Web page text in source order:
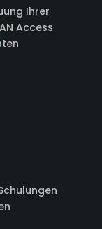
Ihrer
Access